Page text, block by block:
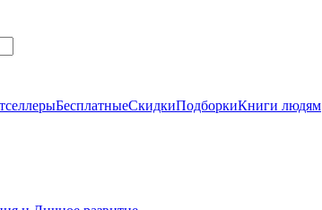
БесплатныеСкидкиПодборкиКниги людям